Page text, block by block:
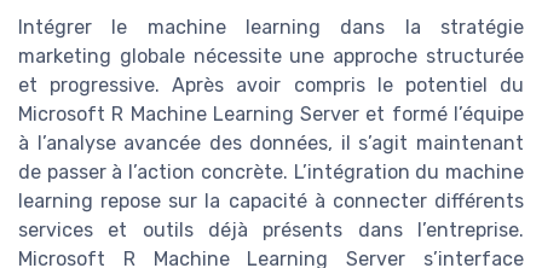
Intégrer le machine learning dans la stratégie
marketing globale nécessite une approche structurée
et progressive. Après avoir compris le potentiel du
Microsoft R Machine Learning Server et formé l’équipe
à l’analyse avancée des données, il s’agit maintenant
de passer à l’action concrète. L’intégration du machine
learning repose sur la capacité à connecter différents
services et outils déjà présents dans l’entreprise.
Microsoft R Machine Learning Server s’interface